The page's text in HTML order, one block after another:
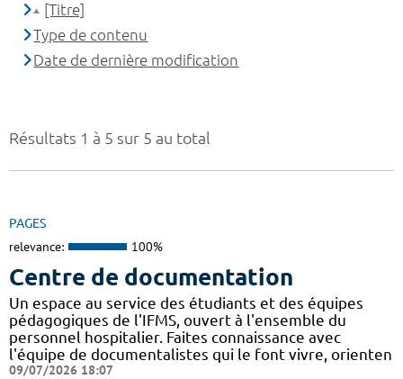
Résultats 1 à 5 sur 5 au total
PAGES
relevance: 100%
Centre de documentation
Un espace au service des étudiants et des équipes
pédagogiques de l'IFMS, ouvert à l'ensemble du
personnel hospitalier. Faites connaissance avec
l'équipe de documentalistes qui le font vivre, orienten
09/07/2026 18:07
[Titre]
Type de contenu
Date de dernière modification